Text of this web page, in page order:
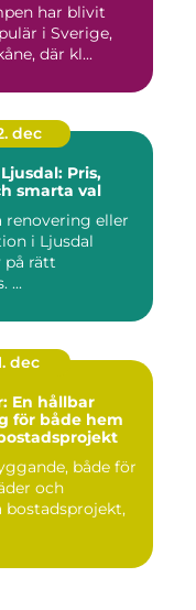
har blivit
i Sverige,
där kl...
dec
Pris,
smarta val
renovering eller
i Ljusdal
på rätt
...
dec
En hållbar
för både hem
både för
och
bostadsprojekt,